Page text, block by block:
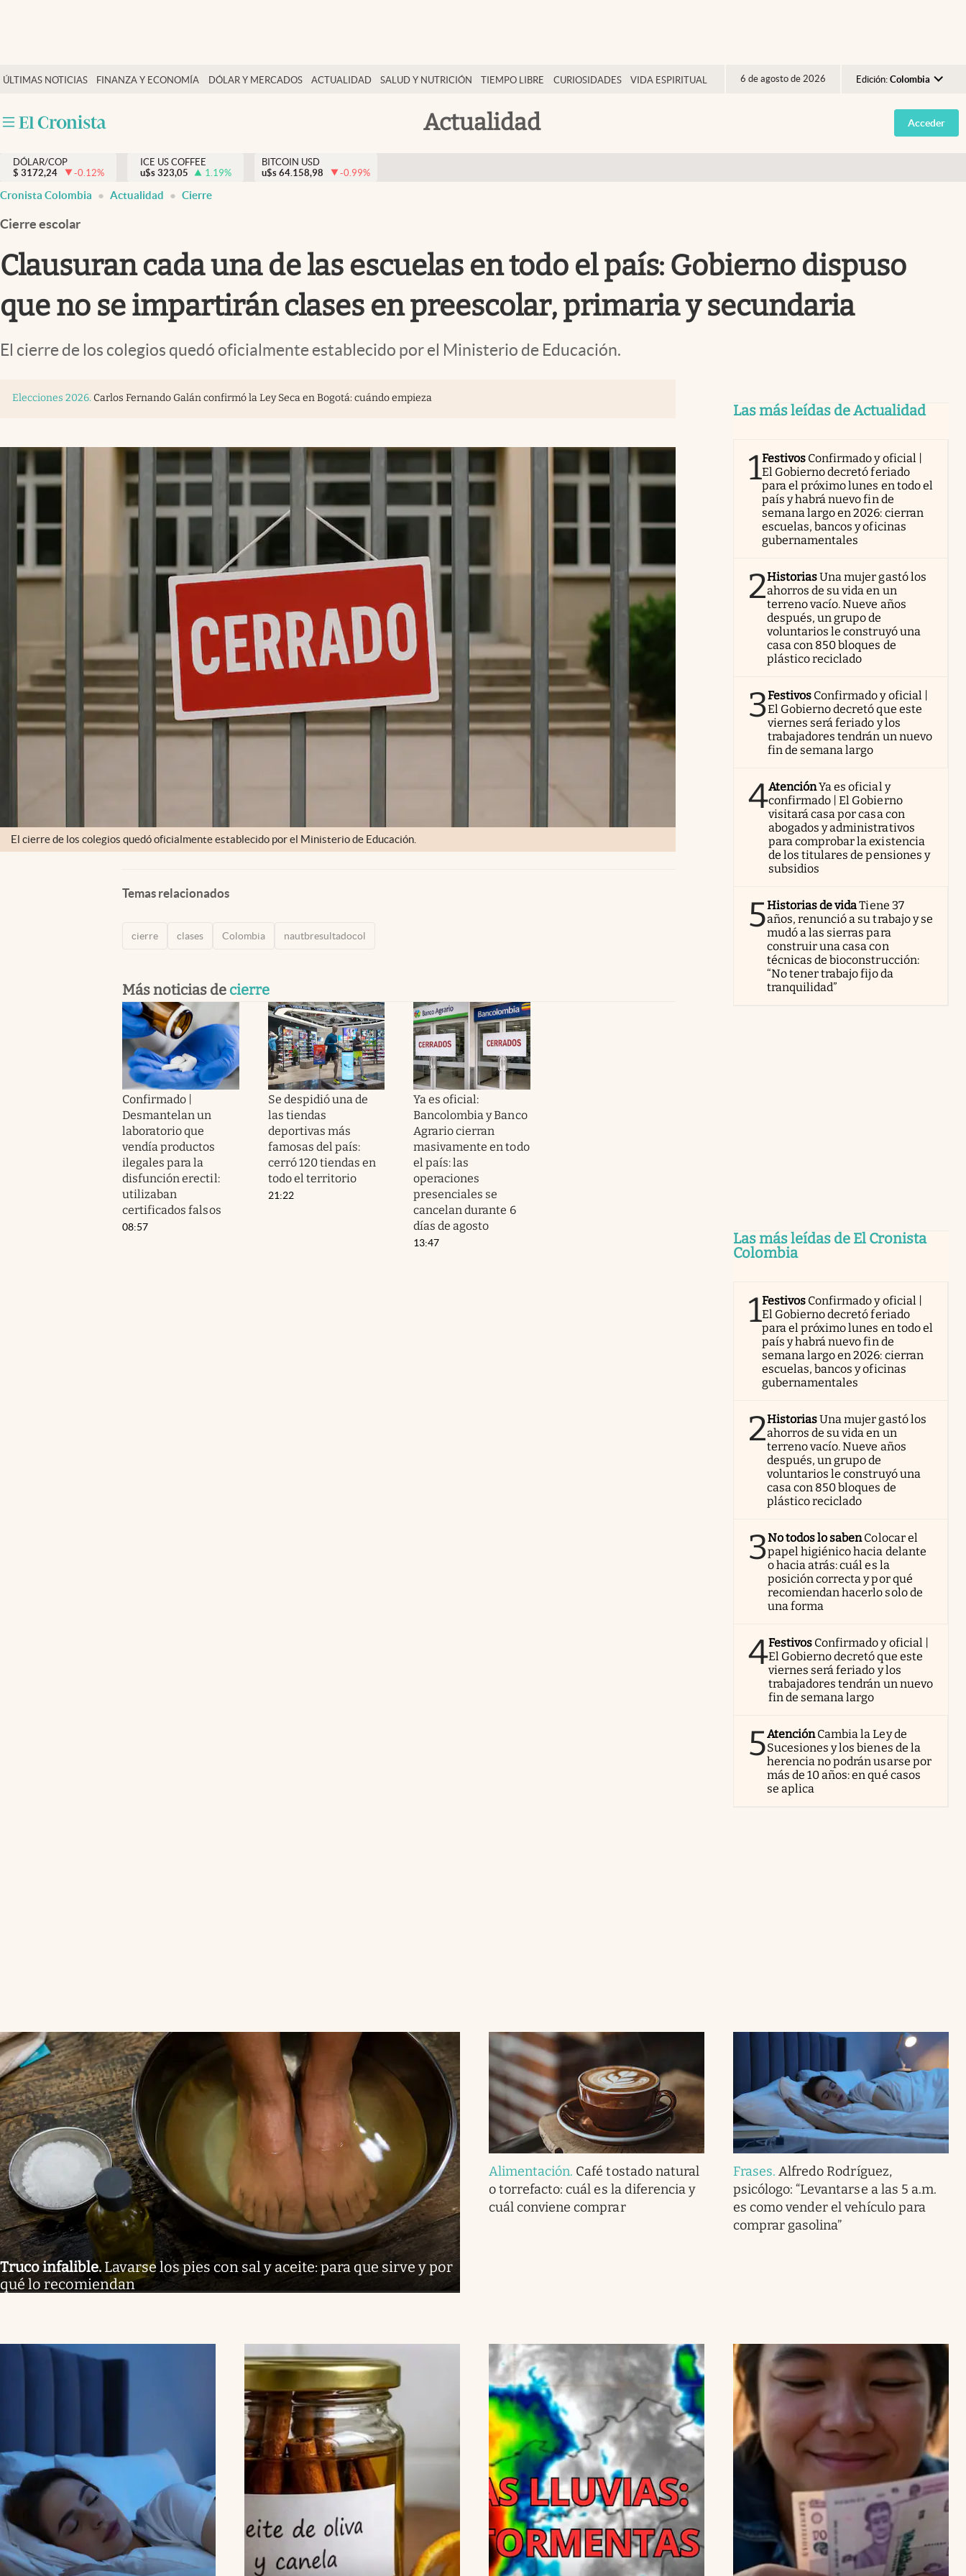
ÚLTIMAS NOTICIAS FINANZA Y ECONOMÍA DÓLAR Y MERCADOS ACTUALIDAD SALUD Y NUTRICIÓN TIEMPO LIBRE CURIOSIDADES VIDA ESPIRITUAL 6 de agosto de 2026 Edición: Colombia
Argentina
España
Actualidad
Salud y nutrición
Tiempo libre
Dólar y mercados
Curiosidades
Acceder
DÓLAR/COP
$ 3172,24 -0.12%
ICE US COFFEE
u$s 323,05 1.19%
BITCOIN USD
u$s 64.158,98 -0.99%
Cronista Colombia Actualidad Cierre
Cierre escolar
Clausuran cada una de las escuelas en todo el país: Gobierno dispuso
que no se impartirán clases en preescolar, primaria y secundaria
El cierre de los colegios quedó oficialmente establecido por el Ministerio de Educación.
Elecciones 2026. Carlos Fernando Galán confirmó la Ley Seca en Bogotá: cuándo empieza
El cierre de los colegios quedó oficialmente establecido por el Ministerio de Educación.
Temas relacionados
cierre clases Colombia nautbresultadocol
Más noticias de cierre
Confirmado |
Desmantelan un
laboratorio que
vendía productos
ilegales para la
disfunción erectil:
utilizaban
certificados falsos
08:57
Se despidió una de
las tiendas
deportivas más
famosas del país:
cerró 120 tiendas en
todo el territorio
21:22
Ya es oficial:
Bancolombia y Banco
Agrario cierran
masivamente en todo
el país: las
operaciones
presenciales se
cancelan durante 6
días de agosto
13:47
Las más leídas de Actualidad
1Festivos Confirmado y oficial |
El Gobierno decretó feriado
para el próximo lunes en todo el
país y habrá nuevo fin de
semana largo en 2026: cierran
escuelas, bancos y oficinas
gubernamentales
2HistoriasUna mujer gastó los
ahorros de su vida en un
terreno vacío. Nueve años
después, un grupo de
voluntarios le construyó una
casa con 850 bloques de
plástico reciclado
3Festivos Confirmado y oficial |
El Gobierno decretó que este
viernes será feriado y los
trabajadores tendrán un nuevo
fin de semana largo
4AtenciónYa es oficial y
confirmado | El Gobierno
visitará casa por casa con
abogados y administrativos
para comprobar la existencia
de los titulares de pensiones y
subsidios
5Historias de vidaTiene 37
años, renunció a su trabajo y se
mudó a las sierras para
construir una casa con
técnicas de bioconstrucción:
“No tener trabajo fijo da
tranquilidad”
Las más leídas de El Cronista
Colombia
1Festivos Confirmado y oficial |
El Gobierno decretó feriado
para el próximo lunes en todo el
país y habrá nuevo fin de
semana largo en 2026: cierran
escuelas, bancos y oficinas
gubernamentales
2HistoriasUna mujer gastó los
ahorros de su vida en un
terreno vacío. Nueve años
después, un grupo de
voluntarios le construyó una
casa con 850 bloques de
plástico reciclado
3No todos lo sabenColocar el
papel higiénico hacia delante
o hacia atrás: cuál es la
posición correcta y por qué
recomiendan hacerlo solo de
una forma
4Festivos Confirmado y oficial |
El Gobierno decretó que este
viernes será feriado y los
trabajadores tendrán un nuevo
fin de semana largo
5AtenciónCambia la Ley de
Sucesiones y los bienes de la
herencia no podrán usarse por
más de 10 años: en qué casos
se aplica
Truco infalible. Lavarse los pies con sal y aceite: para que sirve y por
qué lo recomiendan
Alimentación. Café tostado natural
o torrefacto: cuál es la diferencia y
cuál conviene comprar
Frases.Alfredo Rodríguez,
psicólogo: “Levantarse a las 5 a.m.
es como vender el vehículo para
comprar gasolina”